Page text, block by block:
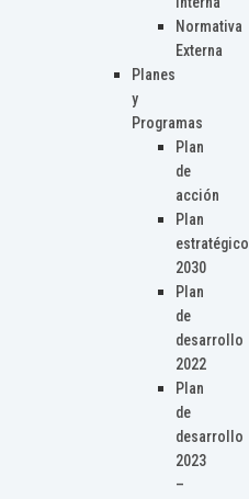
Normativa
Externa
Planes
y
Programas
Plan
de
acción
Plan
estratégico
2030
Plan
de
desarrollo
2022
Plan
de
desarrollo
2023
–